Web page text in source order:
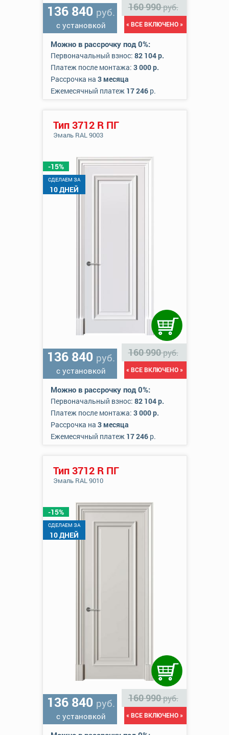
136 840 руб.
с установкой
160 990руб.
« ВСЕ ВКЛЮЧЕНО »
Можно в рассрочку под 0%:
Первоначальный взнос: 82 104 р.
Платеж после монтажа: 3 000 р.
Рассрочка на 3 месяца
Ежемесячный платеж 17 246р.
-15%
CДЕЛАЕМ ЗА
10 ДНЕЙ
Тип 3712 R ПГ
Эмаль RAL 9003
136 840 руб.
с установкой
160 990руб.
« ВСЕ ВКЛЮЧЕНО »
Можно в рассрочку под 0%:
Первоначальный взнос: 82 104 р.
Платеж после монтажа: 3 000 р.
Рассрочка на 3 месяца
Ежемесячный платеж 17 246р.
-15%
CДЕЛАЕМ ЗА
10 ДНЕЙ
Тип 3712 R ПГ
Эмаль RAL 9010
136 840 руб.
с установкой
160 990руб.
« ВСЕ ВКЛЮЧЕНО »